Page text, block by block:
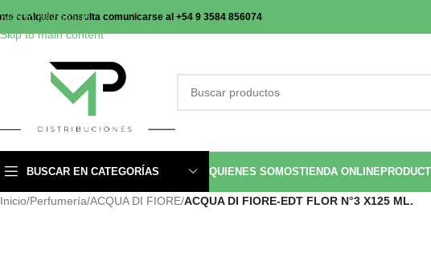
Skip to navigation
Skip to main content
cualquier consulta comunicarse al +54 9 3584 856074
BUSCAR EN CATEGORÍAS QUIENES SOMOSTIENDA ONLINE
Inicio/Perfumería/ACQUA DI FIORE/ACQUA DI FIORE-EDT FLOR N°3 X125 ML.